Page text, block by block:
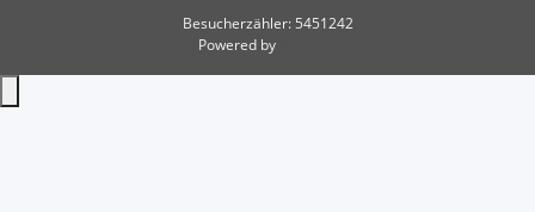
Besucherzähler: 5451242
Powered by